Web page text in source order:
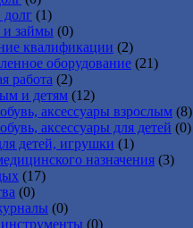
долг (1)
займы (0)
квалификации (2)
оборудование (21)
работа (2)
и детям (12)
аксессуары взрослым (8)
аксессуары для детей (0)
детей, игрушки (1)
назначения (3)
(17)
(0)
(0)
(0)